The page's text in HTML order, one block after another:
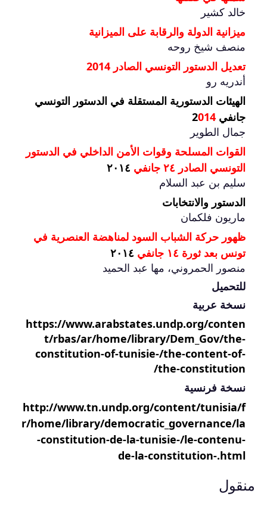
خالد كشير
ميزانية الدولة والرقابة على الميزانية
منصف شيخ روحه
تعديل الدستور التونسي الصادر 2014
أندريه رو
الهيئات الدستورية المستقلة في الدستور التونسي
جانفي 2 014
جمال الطوير
القوات المسلحة وقوات الأمن الداخلي في الدستور
التونسي الصادر ٢٤ جانفي
٢٠١٤
سليم بن عبد السلام
الدستور والانتخابات
ماريون فلكمان
ظهور حركة الشباب السود لمناهضة العنصرية في
تونس بعد ثورة ١٤ جانفي
٢٠١٤
منصور الحمروني، مها عبد الحميد
للتحميل
نسخة عربية
https://www.arabstates.undp.org/conten
t/rbas/ar/home/library/Dem_Gov/the-
constitution-of-tunisie-/the-content-of-
the-constitution/
نسخة فرنسية
http://www.tn.undp.org/content/tunisia/f
r/home/library/democratic_governance/la
-constitution-de-la-tunisie-/le-contenu-
de-la-constitution-.html
منقول